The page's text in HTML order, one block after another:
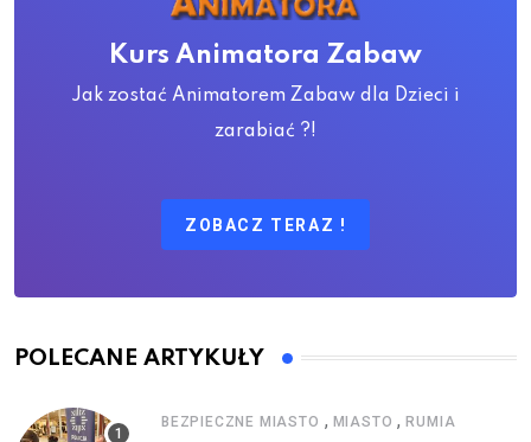
Kurs Animatora Zabaw
Jak zostać Animatorem Zabaw dla Dzieci i
zarabiać ?!
ZOBACZ TERAZ !
POLECANE ARTYKUŁY
BEZPIECZNE MIASTO , MIASTO ,RUMIA